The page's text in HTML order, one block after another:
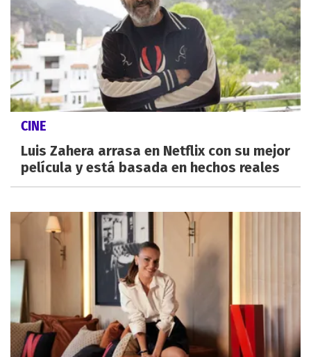
CINE
Luis Zahera arrasa en Netflix con su mejor
película y está basada en hechos reales